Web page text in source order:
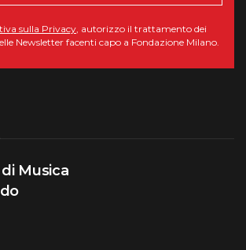
sulla Privacy , autorizzo il trattamento dei
Newsletter facenti capo a Fondazione Milano.
Musica